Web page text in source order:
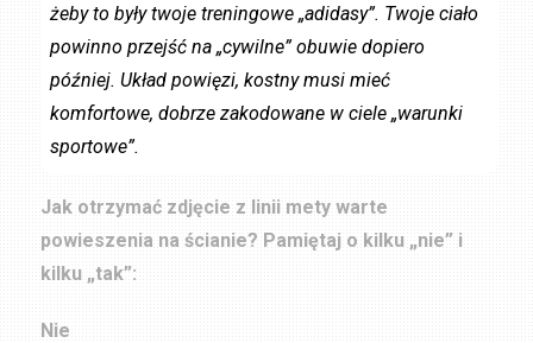
żeby to były twoje treningowe „adidasy”. Twoje ciało
powinno przejść na „cywilne” obuwie dopiero
później. Układ powięzi, kostny musi mieć
komfortowe, dobrze zakodowane w ciele „warunki
sportowe”.
Jak otrzymać zdjęcie z linii mety warte
powieszenia na ścianie? Pamiętaj o kilku „nie” i
kilku „tak”:
Nie